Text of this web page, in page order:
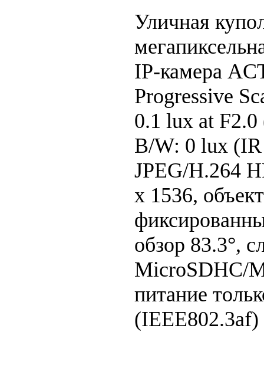
Уличная
IP-камера
Progressive
0.1 lux at
B/W: 0 lux
JPEG/H.264
x 1536,
обзор 83.3°,
MicroSDHC/
питание